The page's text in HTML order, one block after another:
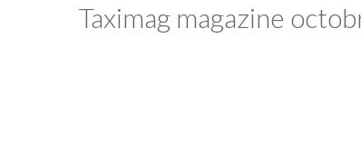
Taximag magazine